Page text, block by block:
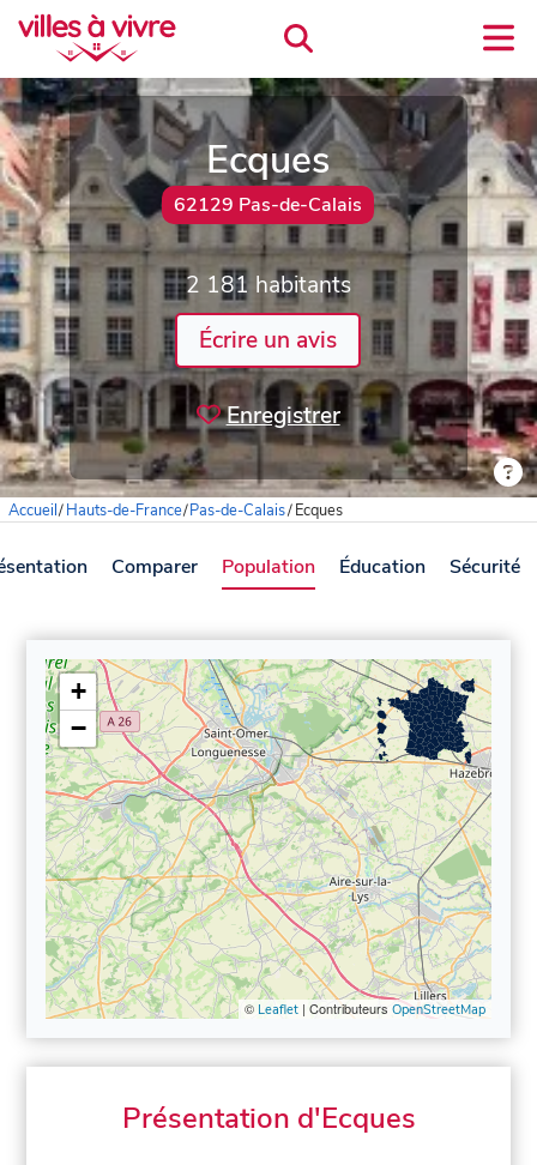
Ecques
62129 Pas-de-Calais
2 181 habitants
Écrire un avis
Enregistrer
Accueil/Hauts-de-France/Pas-de-Calais/Ecques
Comparer Population Éducation Sécurité
+
−
© Leaflet| Contributeurs OpenStreetMap
Présentation d'Ecques